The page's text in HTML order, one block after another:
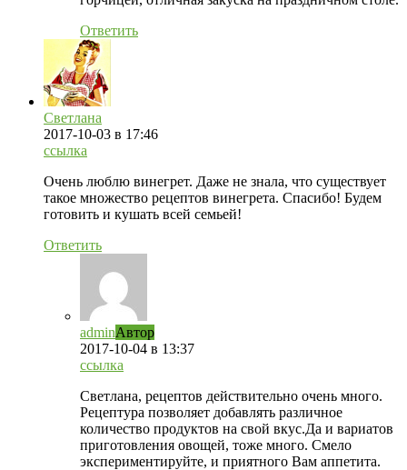
Ответить
Светлана
2017-10-03 в 17:46
ссылка
Очень люблю винегрет. Даже не знала, что существует
такое множество рецептов винегрета. Спасибо! Будем
готовить и кушать всей семьей!
Ответить
adminАвтор
2017-10-04 в 13:37
ссылка
Светлана, рецептов действительно очень много.
Рецептура позволяет добавлять различное
количество продуктов на свой вкус.Да и вариатов
приготовления овощей, тоже много. Смело
экспериментируйте, и приятного Вам аппетита.